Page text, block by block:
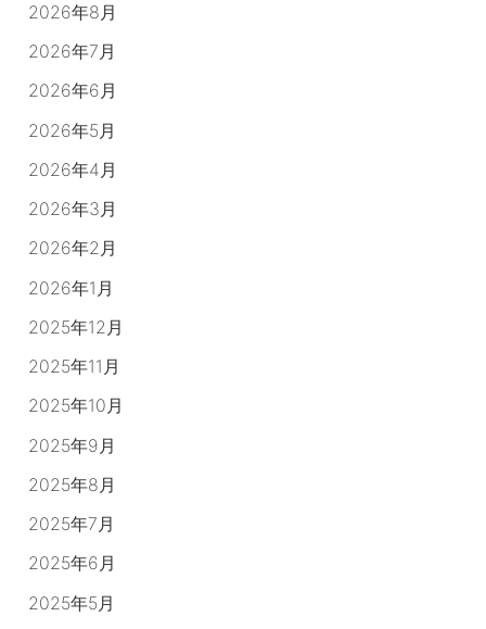
2026年8月
2026年7月
2026年6月
2026年5月
2026年4月
2026年3月
2026年2月
2026年1月
2025年12月
2025年11月
2025年10月
2025年9月
2025年8月
2025年7月
2025年6月
2025年5月